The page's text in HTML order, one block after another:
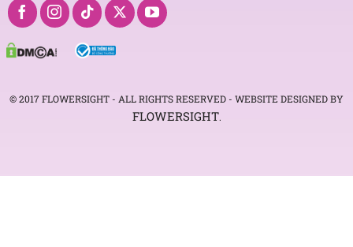
© 2017 FLOWERSIGHT - ALL RIGHTS RESERVED - WEBSITE DESIGNED BY
FLOWERSIGHT.